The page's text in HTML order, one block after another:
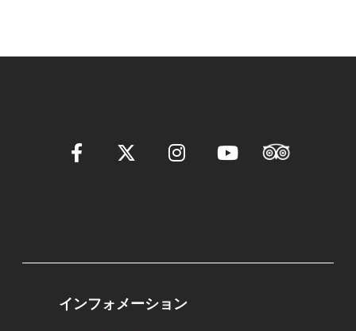
インフォメーション